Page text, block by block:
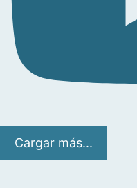
Cargar más...